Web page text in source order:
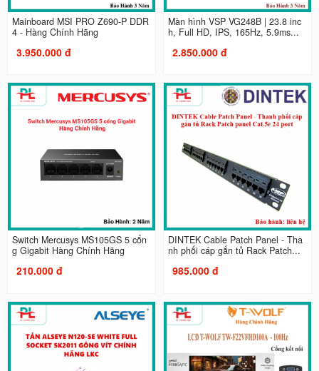
Mainboard MSI PRO Z690-P DDR
4 - Hàng Chính Hãng
3.950.000 đ
Màn hình VSP VG248B | 23.8 inc
h, Full HD, IPS, 165Hz, 5.9ms...
2.850.000 đ
Switch Mercusys MS105GS 5 cổn
g Gigabit Hàng Chính Hãng
210.000 đ
DINTEK Cable Patch Panel - Tha
nh phối cáp gắn tủ Rack Patch...
985.000 đ